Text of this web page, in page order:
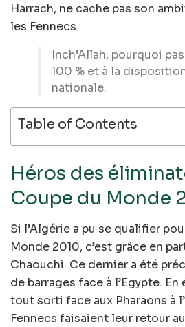
Harrach, ne cache pas son
les Fennecs.
Inch’Allah, pourquoi
100 % et à la
nationale.
Table of Contents
Héros des
Coupe du Monde
Si l’Algérie a pu se qualifier
Monde 2010, c’est grâce en
Chaouchi. Ce dernier a été
de barrages face à l’Egypte.
tout sorti face aux Pharaons à
Fennecs faisaient leur retour